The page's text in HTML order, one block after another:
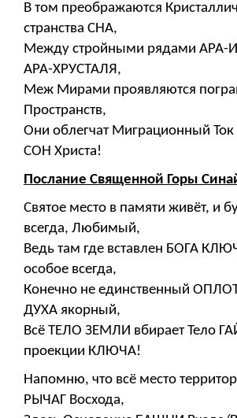
В том преображаются
странства СНА,
Между стройными рядами АРА-
АРА-ХРУСТАЛЯ,
Меж Мирами проявляются
Пространств,
Они облегчат Миграционный Ток
СОН Христа!
Послание Священной Горы
Святое место в памяти живёт, и
всегда, Любимый,
Ведь там где вставлен БОГА
особое всегда,
Конечно не единственный
ДУХА якорный,
Всё ТЕЛО ЗЕМЛИ вбирает Тело
проекции КЛЮЧА!
Напомню, что всё место
РЫЧАГ Восхода,